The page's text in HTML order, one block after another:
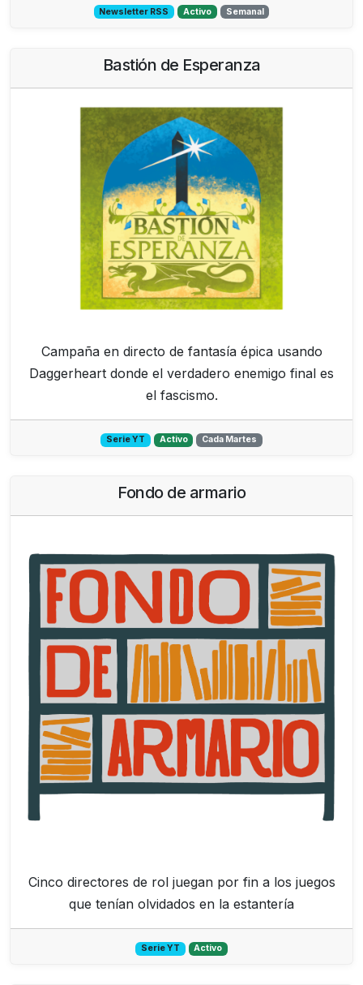
Newsletter RSS Activo Semanal
Bastión de Esperanza
Campaña en directo de fantasía épica usando
Daggerheart donde el verdadero enemigo final es
el fascismo.
Serie YT Activo Cada Martes
Fondo de armario
Cinco directores de rol juegan por fin a los juegos
que tenían olvidados en la estantería
Serie YT Activo